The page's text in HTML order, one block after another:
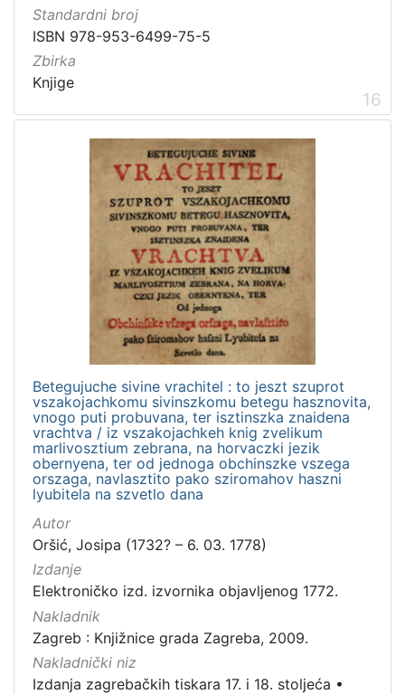
Standardni broj
ISBN 978-953-6499-75-5
Zbirka
Knjige
16
Betegujuche sivine vrachitel : to jeszt szuprot
vszakojachkomu sivinszkomu betegu hasznovita,
vnogo puti probuvana, ter isztinszka znaidena
vrachtva / iz vszakojachkeh knig zvelikum
marlivosztium zebrana, na horvaczki jezik
obernyena, ter od jednoga obchinszke vszega
orszaga, navlasztito pako sziromahov haszni
lyubitela na szvetlo dana
Autor
Oršić, Josipa (1732? – 6. 03. 1778)
Izdanje
Elektroničko izd. izvornika objavljenog 1772.
Nakladnik
Zagreb : Knjižnice grada Zagreba, 2009.
Nakladnički niz
Izdanja zagrebačkih tiskara 17. i 18. stoljeća •